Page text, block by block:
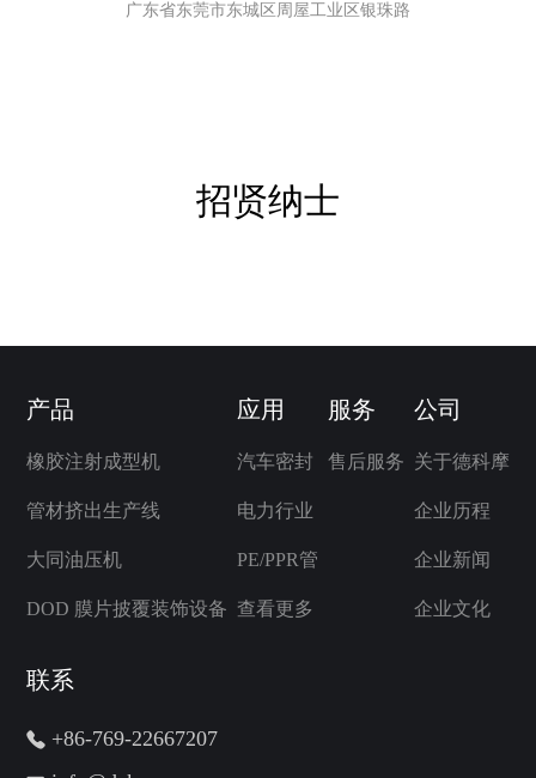
广东省东莞市东城区周屋工业区银珠路
招贤纳士
产品
橡胶注射成型机
管材挤出生产线
大同油压机
DOD 膜片披覆装饰设备
应用
汽车密封
电力行业
PE/PPR管
查看更多
服务
售后服务
公司
关于德科摩
企业历程
企业新闻
企业文化
联系
+86-769-22667207